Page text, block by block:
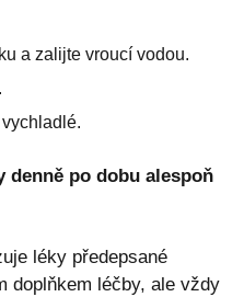
a zalijte vroucí vodou.
.
denně po dobu alespoň
léky předepsané
doplňkem léčby, ale vždy